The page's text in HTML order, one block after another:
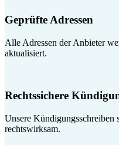
Geprüfte Adressen
Alle Adressen der Anbieter
aktualisiert.
Rechtssichere
Unsere Kündigungsschreiben
rechtswirksam.